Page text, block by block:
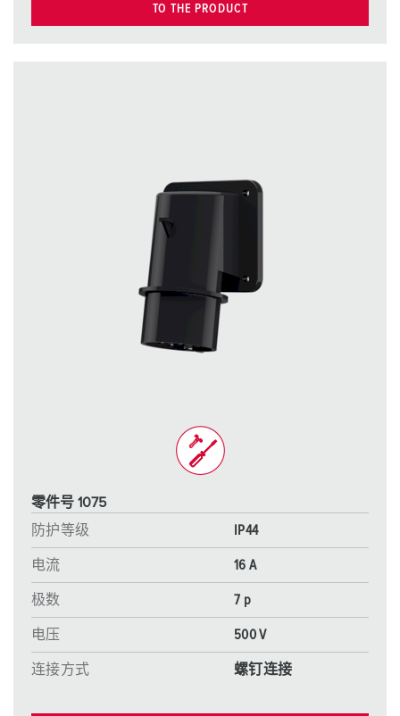
TO THE PRODUCT
零件号 1075
防护等级
IP44
电流 16 A
极数 7 p
电压 500 V
连接方式 螺钉连接